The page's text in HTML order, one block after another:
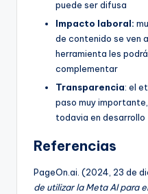
puede ser difusa
Impacto laboral:
de contenido se ven
herramienta les
complementar
Transparencia: el
paso muy
todavia en desarrollo
Referencias
PageOn.ai. (2024, 23 de
de utilizar la Meta AI para